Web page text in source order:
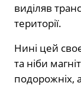
виділяв
території.
Нині цей
та ніби
подорожніх,